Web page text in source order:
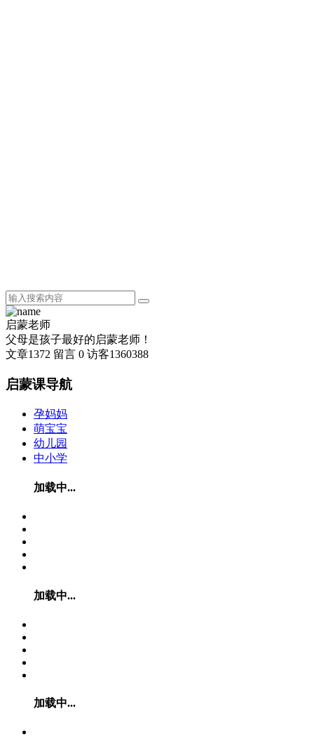
启蒙老师
父母是孩子最好的启蒙老师！
文章1372 留言 0 访客1360388
启蒙课导航
孕妈妈
萌宝宝
幼儿园
中小学
加载中...
加载中...
加载中...